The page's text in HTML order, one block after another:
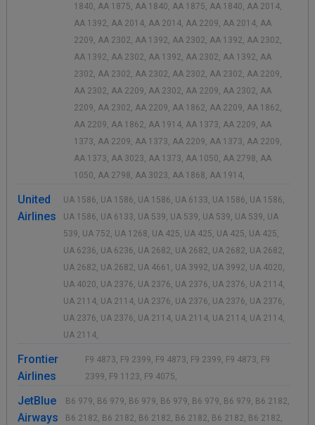
1840, AA 1875, AA 1840, AA 1875, AA 1840, AA 2014,
AA 1392, AA 2014, AA 2014, AA 2209, AA 2014, AA
2209, AA 2302, AA 1392, AA 2302, AA 1392, AA 2302,
AA 1392, AA 2302, AA 1392, AA 2302, AA 1392, AA
2302, AA 2302, AA 2302, AA 2302, AA 2302, AA 2209,
AA 2302, AA 2209, AA 2302, AA 2209, AA 2302, AA
2209, AA 2302, AA 2209, AA 1862, AA 2209, AA 1862,
AA 2209, AA 1862, AA 1914, AA 1373, AA 2209, AA
1373, AA 2209, AA 1373, AA 2209, AA 1373, AA 2209,
AA 1373, AA 3023, AA 1373, AA 1050, AA 2798, AA
1050, AA 2798, AA 3023, AA 1868, AA 1914,
United
Airlines
UA 1586, UA 1586, UA 1586, UA 6133, UA 1586, UA 1586,
UA 1586, UA 6133, UA 539, UA 539, UA 539, UA 539, UA
539, UA 752, UA 1268, UA 425, UA 425, UA 425, UA 425,
UA 6236, UA 6236, UA 2682, UA 2682, UA 2682, UA 2682,
UA 2682, UA 2682, UA 4661, UA 3992, UA 3992, UA 4020,
UA 4020, UA 2376, UA 2376, UA 2376, UA 2376, UA 2114,
UA 2114, UA 2114, UA 2376, UA 2376, UA 2376, UA 2376,
UA 2376, UA 2376, UA 2114, UA 2114, UA 2114, UA 2114,
UA 2114,
Frontier
Airlines
F9 4873, F9 2399, F9 4873, F9 2399, F9 4873, F9
2399, F9 1123, F9 4075,
JetBlue
Airways
B6 979, B6 979, B6 979, B6 979, B6 979, B6 979, B6 2182,
B6 2182, B6 2182, B6 2182, B6 2182, B6 2182, B6 2182,